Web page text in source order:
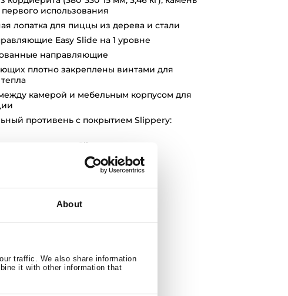
About
traffic. We also share information
it with other information that
использования
лопатка для пиццы из дерева и стали
Easy Slide на 1 уровне
направляющие
плотно закреплены винтами для
камерой и мебельным корпусом для
противень с покрытием Slippery:
с покрытием Slippery